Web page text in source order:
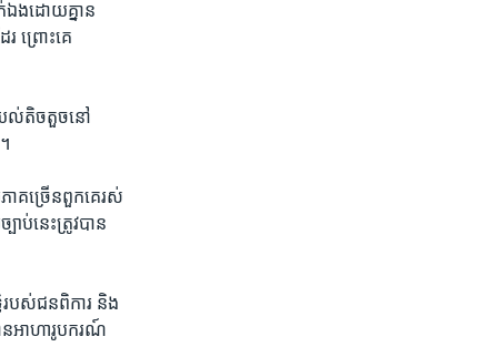
ង​ដោយ​គ្នាន​
ព្រោះ​គេ​
យល់​តិចតួច​នៅ​
ាគ​ច្រើន​ពួក​គេ​រស់​
ាប់​នេះ​ត្រូវ​បាន​
ធិ​របស់​ជន​ពិការ ​និង​
ន​អាហារូបករណ៍​